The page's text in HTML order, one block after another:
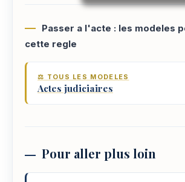
Passer a l'acte : les modeles
cette regle
⚖️ TOUS LES MODELES
Actes judiciaires
Pour aller plus loin